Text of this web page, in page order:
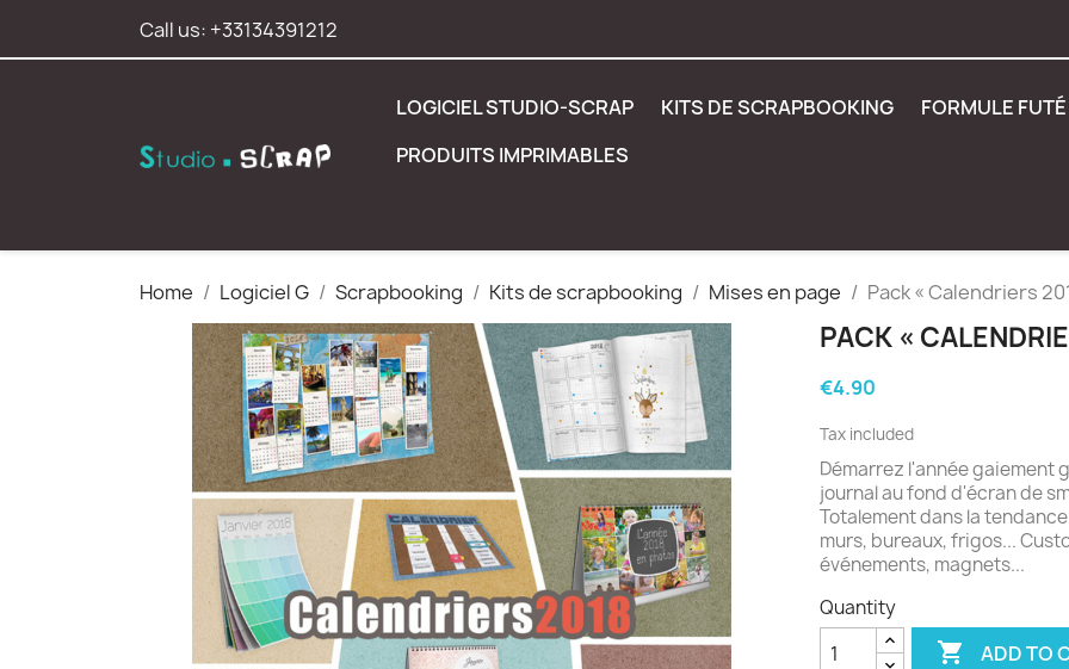
Call us: +33134391212
LOGICIEL STUDIO-SCRAP KITS DE SCRAPBOOKING
FORMULE
PRODUITS IMPRIMABLES
Home Logiciel G Scrapbooking Kits de scrapbooking Mises en page Pack « Calendriers
PACK «
€4.90
Tax included
Démarrez l'année gaiement
journal au fond d'écran de
Totalement dans la
murs, bureaux, frigos...
événements, magnets...
Quantity
 ADD TO